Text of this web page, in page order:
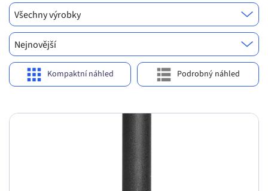
Všechny výrobky
Nejnovější